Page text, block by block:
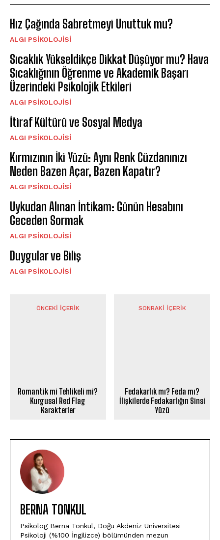
Hız Çağında Sabretmeyi Unuttuk mu?
ALGI PSIKOLOJISI
Sıcaklık Yükseldikçe Dikkat Düşüyor mu? Hava
Sıcaklığının Öğrenme ve Akademik Başarı
Üzerindeki Psikolojik Etkileri
ALGI PSIKOLOJISI
İtiraf Kültürü ve Sosyal Medya
ALGI PSIKOLOJISI
Kırmızının İki Yüzü: Aynı Renk Cüzdanınızı
Neden Bazen Açar, Bazen Kapatır?
ALGI PSIKOLOJISI
Uykudan Alınan İntikam: Günün Hesabını
Geceden Sormak
ALGI PSIKOLOJISI
Duygular ve Biliş
ALGI PSIKOLOJISI
ÖNCEKI İÇERIK
Romantik mi Tehlikeli mi?
Kurgusal Red Flag
Karakterler
SONRAKI İÇERIK
Fedakarlık mı? Feda mı?
İlişkilerde Fedakarlığın Sinsi
Yüzü
BERNA TONKUL
Psikolog Berna Tonkul, Doğu Akdeniz Üniversitesi
Psikoloji (%100 İngilizce) bölümünden mezun